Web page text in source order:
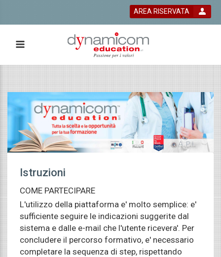
bla
AREA RISERVATA
Istruzioni
COME PARTECIPARE
L'utilizzo della piattaforma e' molto semplice: e'
sufficiente seguire le indicazioni suggerite dal
sistema e dalle e-mail che l'utente ricevera'. Per
concludere il percorso formativo, e' necessario
completare la sequenza di step, rispettando